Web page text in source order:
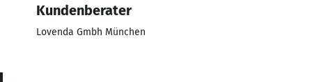
Kundenberater
Lovenda Gmbh München